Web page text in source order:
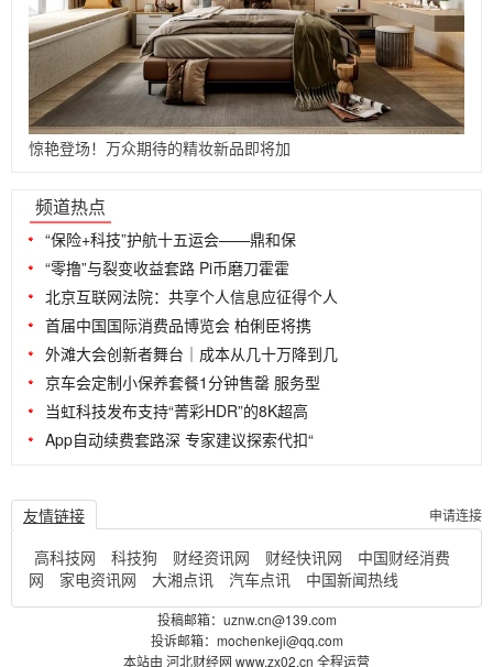
惊艳登场！万众期待的精妆新品即将加
频道热点
“保险+科技”护航十五运会——鼎和保
“零撸”与裂变收益套路 Pi币磨刀霍霍
北京互联网法院：共享个人信息应征得个人
首届中国国际消费品博览会 柏俐臣将携
外滩大会创新者舞台｜成本从几十万降到几
京车会定制小保养套餐1分钟售罄 服务型
当虹科技发布支持“菁彩HDR”的8K超高
App自动续费套路深 专家建议探索代扣“
申请连接
友情链接
高科技网
科技狗 财经资讯网 财经快讯网
中国财经消费
网
家电资讯网 大湘点讯 汽车点讯 中国新闻热线
投稿邮箱：uznw.cn@139.com
投诉邮箱：mochenkeji@qq.com
本站由 河北财经网 www.zx02.cn 全程运营